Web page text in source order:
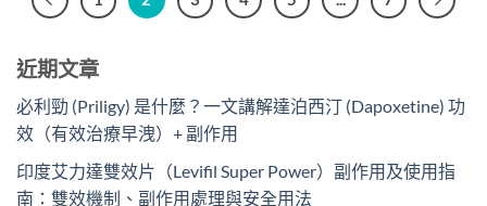
近期文章
必利勁 (Priligy) 是什麼？一文講解達泊西汀 (Dapoxetine) 功
效（有效治療早洩）+ 副作用
印度艾力達雙效片（Levifil Super Power）副作用及使用指
南：雙效機制、副作用處理與安全用法